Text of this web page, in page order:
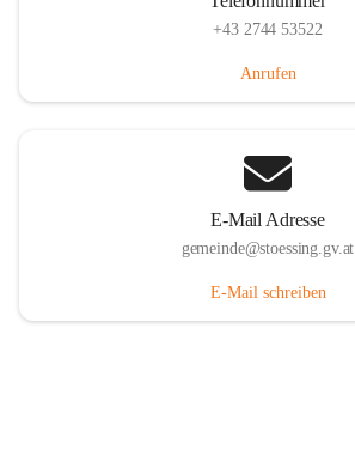
+43 2744 53522
Anrufen
E-Mail Adresse
gemeinde@stoessing.gv.at
E-Mail schreiben